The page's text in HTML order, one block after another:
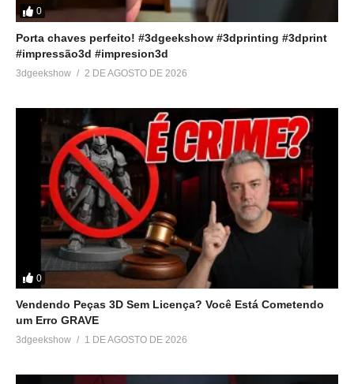
0
Porta chaves perfeito! #3dgeekshow #3dprinting #3dprint
#impressão3d #impresion3d
3dgeekshow 2 DE AGOSTO DE 2026
0
Vendendo Peças 3D Sem Licença? Você Está Cometendo
um Erro GRAVE
3dgeekshow 1 DE AGOSTO DE 2026